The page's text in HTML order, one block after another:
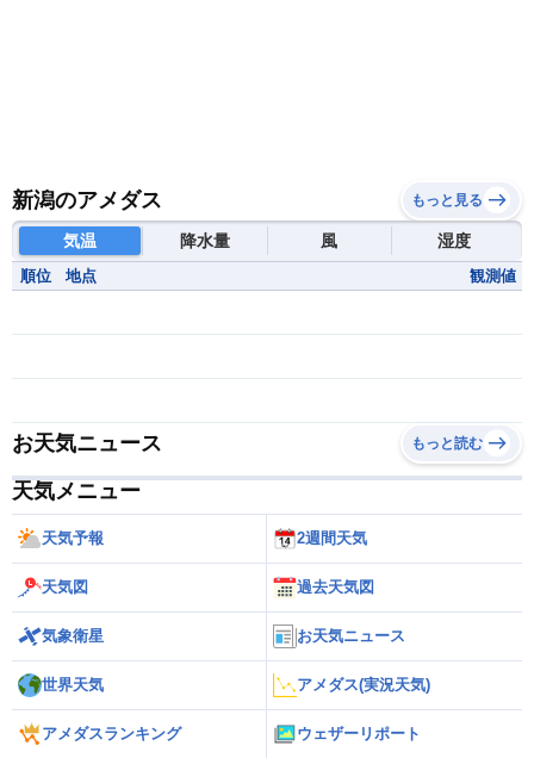
新潟のアメダス もっと見る
気温 降水量 風 湿度
順位 地点 観測値
お天気ニュース もっと読む
天気メニュー
天気予報 2週間天気
天気図 過去天気図
気象衛星 お天気ニュース
世界天気 アメダス(実況天気)
アメダスランキング ウェザーリポート